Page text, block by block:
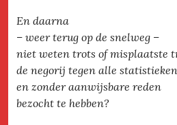
En daarna
– weer terug op de snelweg –
niet weten trots of misplaatste
de negorij tegen alle
en zonder aanwijsbare reden
bezocht te hebben?